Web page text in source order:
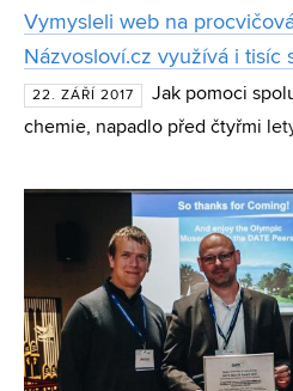
Vymysleli web na
Názvosloví.cz využívá i tisíc
22. ZÁŘÍ 2017
Jak pomoci
chemie, napadlo před čtyřmi
Názvosloví.cz. Za stránky
anorganick